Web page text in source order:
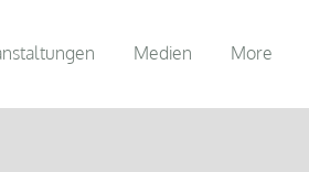
Medien More